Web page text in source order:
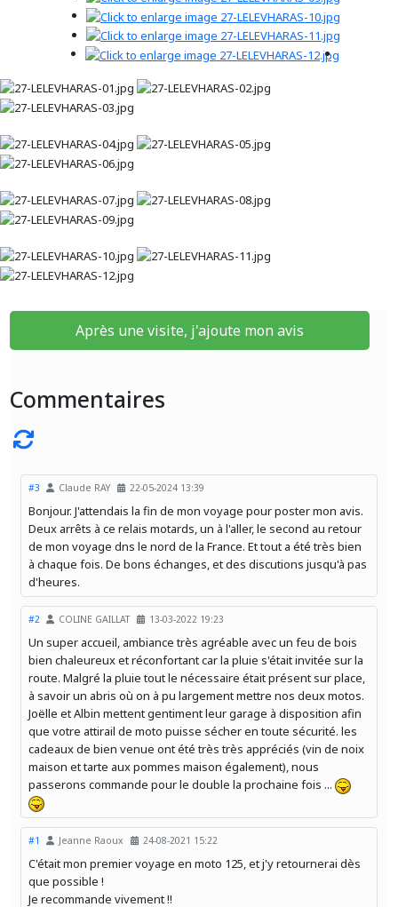
Après une visite, j'ajoute mon avis
Commentaires
#3 Claude RAY 22-05-2024 13:39
Bonjour. J'attendais la fin de mon voyage pour poster mon avis.
Deux arrêts à ce relais motards, un à l'aller, le second au retour
de mon voyage dns le nord de la France. Et tout a été très bien
à chaque fois. De bons échanges, et des discutions jusqu'à pas
d'heures.
#2 COLINE GAILLAT 13-03-2022 19:23
Un super accueil, ambiance très agréable avec un feu de bois
bien chaleureux et réconfortant car la pluie s'était invitée sur la
route. Malgré la pluie tout le nécessaire était présent sur place,
à savoir un abris où on à pu largement mettre nos deux motos.
Joëlle et Albin mettent gentiment leur garage à disposition afin
que votre attirail de moto puisse sécher en toute sécurité. les
cadeaux de bien venue ont été très très appréciés (vin de noix
maison et tarte aux pommes maison également), nous
passerons commande pour le double la prochaine fois ...
#1 Jeanne Raoux 24-08-2021 15:22
C'était mon premier voyage en moto 125, et j'y retournerai dès
que possible !
Je recommande vivement !!